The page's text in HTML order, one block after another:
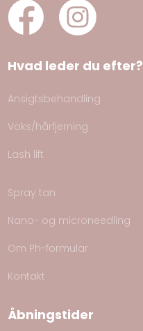
Hvad leder du efter?
Ansigtsbehandling
Voks/hårfjerning
Lash lift
Spray tan
Nano- og microneedling
Om Ph-formular
Kontakt
Åbningstider